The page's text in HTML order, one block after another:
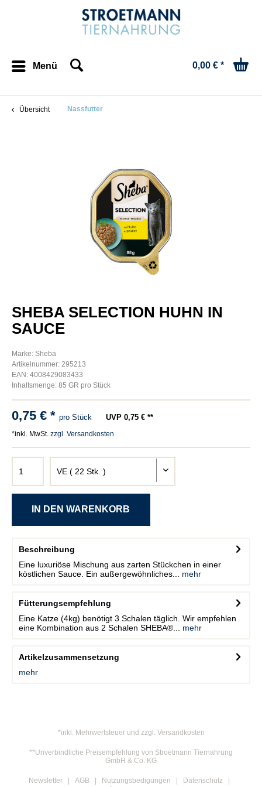
Menü 0,00 € *
Übersicht Nassfutter
SHEBA SELECTION HUHN IN
SAUCE
Marke: Sheba
Artikelnummer: 295213
EAN: 4008429083433
Inhaltsmenge: 85 GR pro Stück
0,75 € * pro Stück UVP 0,75 € **
*inkl. MwSt. zzgl. Versandkosten
Beschreibung
Eine luxuriöse Mischung aus zarten Stückchen in einer
köstlichen Sauce. Ein außergewöhnliches...
mehr
Fütterungsempfehlung
Eine Katze (4kg) benötigt 3 Schalen täglich. Wir empfehlen
eine Kombination aus 2 Schalen SHEBA®...
mehr
Artikelzusammensetzung
mehr
*inkl. Mehrwertsteuer und zzgl. Versandkosten
**Unverbindliche Preisempfehlung von Stroetmann Tiernahrung
GmbH & Co. KG
Newsletter AGB Nutzungsbedigungen
Datenschutz